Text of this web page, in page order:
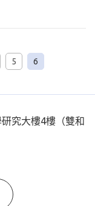
5 6
究大樓4樓（雙和